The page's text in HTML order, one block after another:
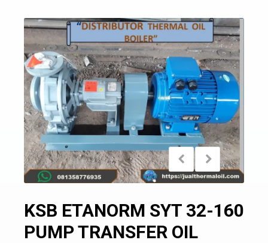
KSB ETANORM SYT 32-160
PUMP TRANSFER OIL